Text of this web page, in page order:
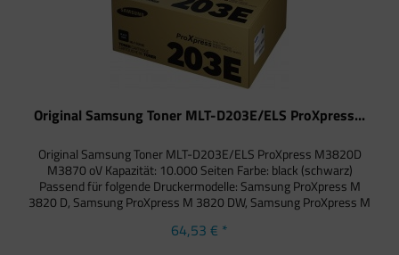
Original Samsung Toner MLT-D203E/ELS ProXpress...
Original Samsung Toner MLT-D203E/ELS ProXpress M3820D
M3870 oV Kapazität: 10.000 Seiten Farbe: black (schwarz)
Passend für folgende Druckermodelle: Samsung ProXpress M
3820 D, Samsung ProXpress M 3820 DW, Samsung ProXpress M
64,53 € *